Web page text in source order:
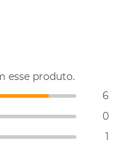
esse produto.
6
0
1